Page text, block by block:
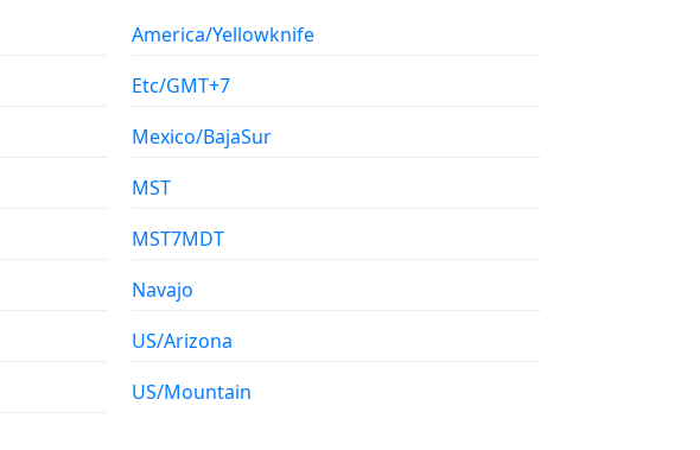
America/Yellowknife
Etc/GMT+7
Mexico/BajaSur
MST
MST7MDT
Navajo
US/Arizona
US/Mountain